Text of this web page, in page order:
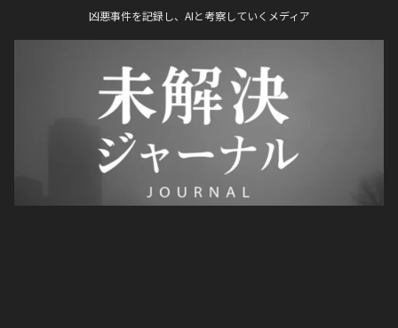
凶悪事件を記録し、AIと考察していくメディア